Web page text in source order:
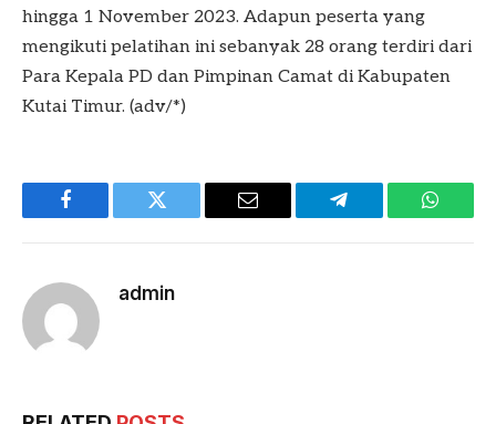
hingga 1 November 2023. Adapun peserta yang
mengikuti pelatihan ini sebanyak 28 orang terdiri dari
Para Kepala PD dan Pimpinan Camat di Kabupaten
Kutai Timur. (adv/*)
Facebook Twitter Email Telegram
admin